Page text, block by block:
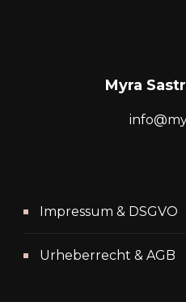
Myra
Impressum & DSGVO
Urheberrecht & AGB